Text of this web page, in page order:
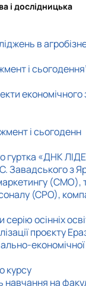
і дослідницька
в
і
економічного
і сьогоденн
гуртка «ДНК ЛІДЕ
Завадського з
(CMO),
(СРО),
осінніх
проєкту
економічної
курсу
навчання на